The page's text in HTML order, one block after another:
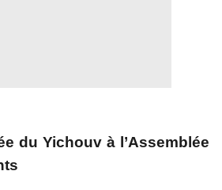
du Yichouv à l’Assemblée